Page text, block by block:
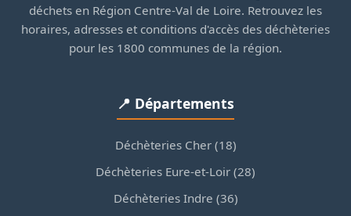
déchets en Région Centre-Val de Loire. Retrouvez les
horaires, adresses et conditions d'accès des déchèteries
pour les 1800 communes de la région.
📍 Départements
Déchèteries Cher (18)
Déchèteries Eure-et-Loir (28)
Déchèteries Indre (36)